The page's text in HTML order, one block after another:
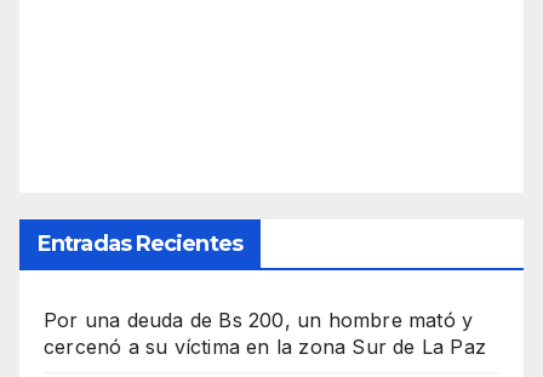
Entradas Recientes
Por una deuda de Bs 200, un hombre mató y
cercenó a su víctima en la zona Sur de La Paz